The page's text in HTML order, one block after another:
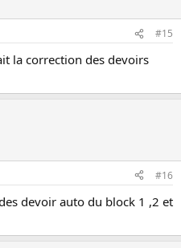
#15
la correction des devoirs
#16
devoir auto du block 1 ,2 et